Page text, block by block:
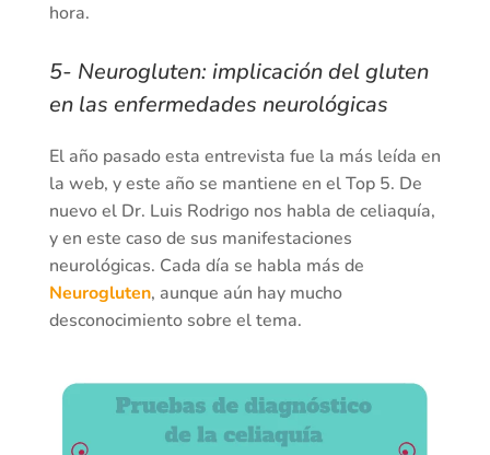
hora.
5- Neurogluten: implicación del gluten
en las enfermedades neurológicas
El año pasado esta entrevista fue la más leída en
la web, y este año se mantiene en el Top 5. De
nuevo el Dr. Luis Rodrigo nos habla de celiaquía,
y en este caso de sus manifestaciones
neurológicas. Cada día se habla más de
Neurogluten, aunque aún hay mucho
desconocimiento sobre el tema.